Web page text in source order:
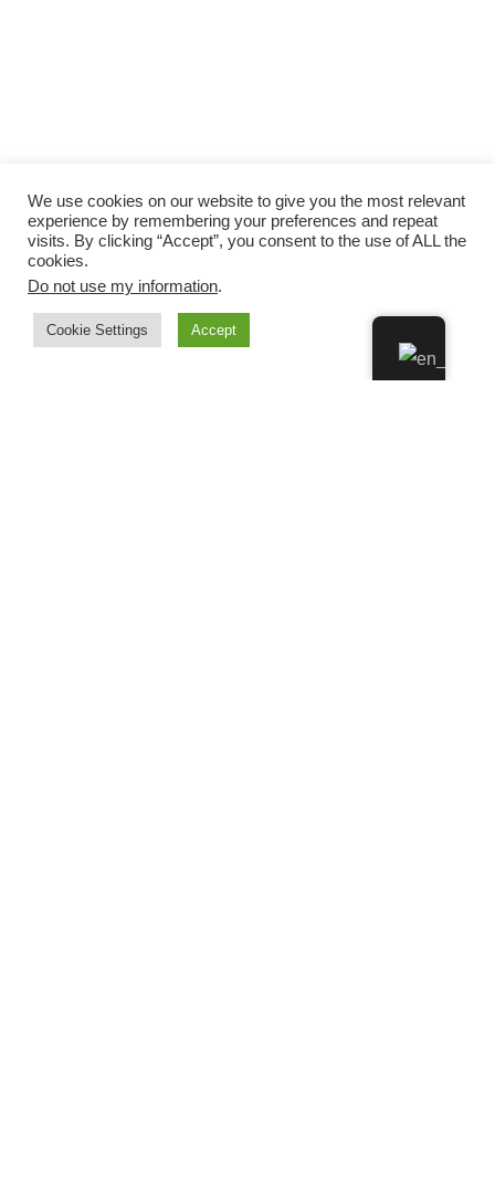
We use cookies on our website to give you the most relevant
experience by remembering your preferences and repeat
visits. By clicking “Accept”, you consent to the use of ALL the
cookies.
Do not use my information.
Cookie Settings Accept